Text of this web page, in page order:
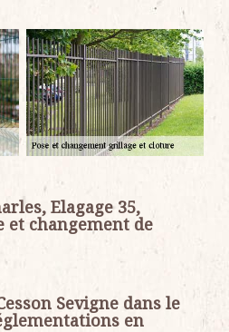
Elagage 35,
et changement de
Sevigne dans le
en